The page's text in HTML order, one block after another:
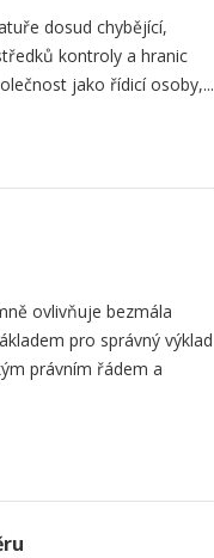
dosud chybějící,
kontroly a hranic
jako řídicí osoby,...
ovlivňuje bezmála
pro správný výklad
právním řádem a